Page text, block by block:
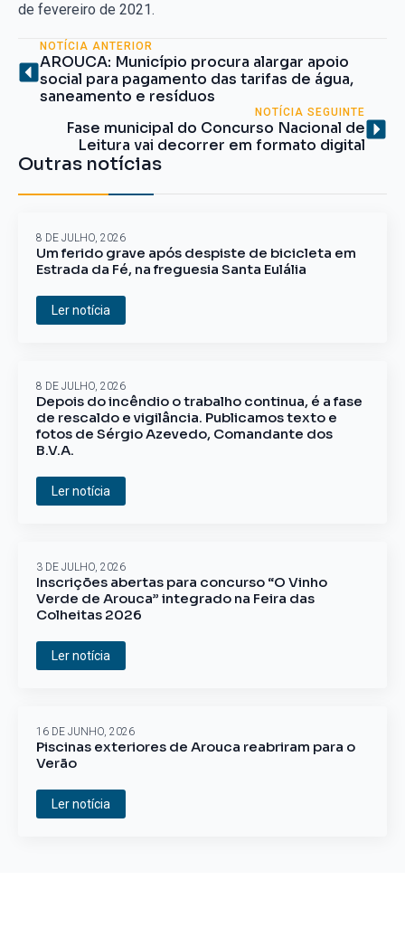
de fevereiro de 2021.
NOTÍCIA ANTERIOR
AROUCA: Município procura alargar apoio
social para pagamento das tarifas de água,
saneamento e resíduos
NOTÍCIA SEGUINTE
Fase municipal do Concurso Nacional de
Leitura vai decorrer em formato digital
Outras notícias
Um ferido grave após despiste de bicicleta em
Estrada da Fé, na freguesia Santa Eulália
8 DE JULHO, 2026
Ler notícia
Depois do incêndio o trabalho continua, é a fase
de rescaldo e vigilância. Publicamos texto e
fotos de Sérgio Azevedo, Comandante dos
B.V.A.
8 DE JULHO, 2026
Ler notícia
Inscrições abertas para concurso “O Vinho
Verde de Arouca” integrado na Feira das
Colheitas 2026
3 DE JULHO, 2026
Ler notícia
Piscinas exteriores de Arouca reabriram para o
Verão
16 DE JUNHO, 2026
Ler notícia